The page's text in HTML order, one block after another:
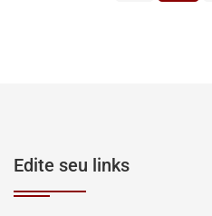
Edite seu links